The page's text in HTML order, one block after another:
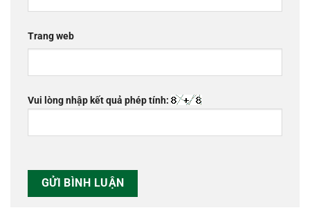
Trang web
Vui lòng nhập kết quả phép tính: